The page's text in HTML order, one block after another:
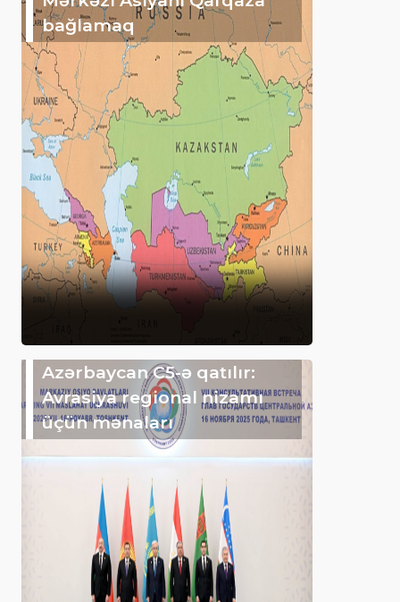
bağlamaq
Azərbaycan C5-ə qatılır:
Avrasiya regional nizamı
üçün mənaları